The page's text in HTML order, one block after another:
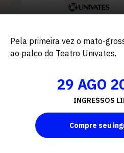
Pela primeira vez o mato-
ao palco do Teatro Univates.
29 AGO
INGRESSOS
Compre seu